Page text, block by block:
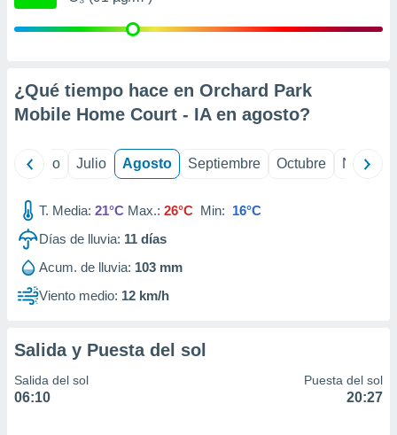
mediante
de
1199
¿Qué tiempo hace en Orchard Park
Mobile Home Court - IA en agosto?
Junio Julio Agosto Septiembre Octubre
T. Media: 21°C Max.: 26°C Min: 16°C
Días de lluvia: 11 días
Acum. de lluvia: 103 mm
Viento medio: 12 km/h
Salida y Puesta del sol
Salida del sol
06:10
Puesta del sol
20:27